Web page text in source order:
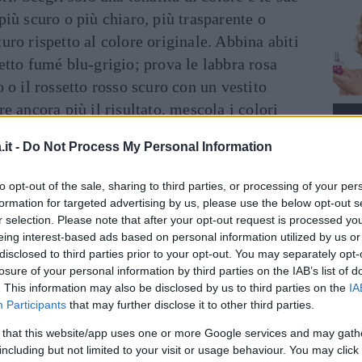
- Do Not Process My Personal Information
opt-out of the sale, sharing to third parties, or processing of your
for targeted advertising by us, please use the below opt-out
selection. Please note that after your opt-out request is processed
interest-based ads based on personal information utilized by us
to third parties prior to your opt-out. You may separately
of your personal information by third parties on the IAB’s list of
This information may also be disclosed by us to third parties on the
Participants that may further disclose it to other third parties.
that this website/app uses one or more Google services and may
but not limited to your visit or usage behaviour. You may
scuro o più chiaro, più trasparente o
rispetto al colore originale. Abbina abiti
fumé blu-grigio; prova le labbra rosa
il rossetto rosso scuro con un vestito
ancora più il risultato, mescola i colori
un ombretto rosa con abiti marroni.
nella palette dei neutri. Con labbra
tenui o colori pesca sugli occhi e
chiari, scegli un rossetto nude. Tuttavia, se
meglio aggiungere colore al trucco
Abbina il rossetto o l’ombretto a un
vestiti come una star